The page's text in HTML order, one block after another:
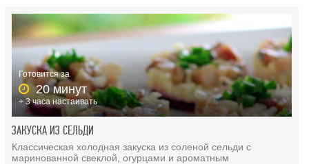
Готовится за
20 минут
+ 3 часа настаивать
ЗАКУСКА ИЗ СЕЛЬДИ
Классическая холодная закуска из соленой сельди с
маринованной свеклой, огурцами и ароматным